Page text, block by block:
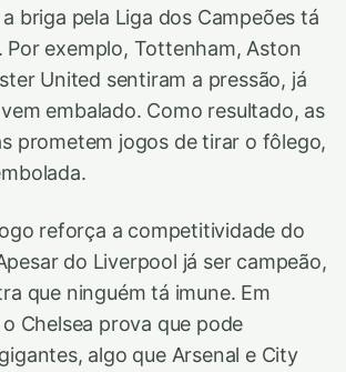
briga pela Liga dos Campeões tá
Por exemplo, Tottenham, Aston
United sentiram a pressão, já
embalado. Como resultado, as
prometem jogos de tirar o fôlego,
reforça a competitividade do
do Liverpool já ser campeão,
que ninguém tá imune. Em
Chelsea prova que pode
algo que Arsenal e City